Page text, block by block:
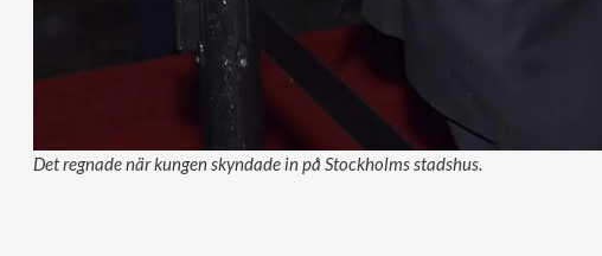
Det regnade när kungen skyndade in på Stockholms stadshus.